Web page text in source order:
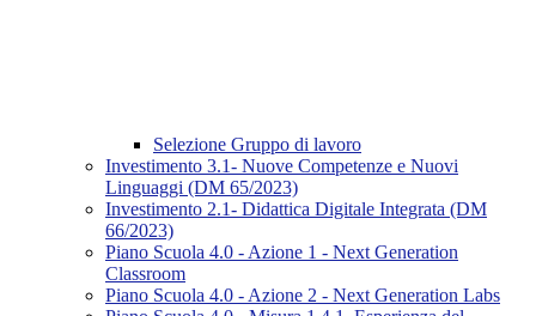
Selezione Gruppo di lavoro
Investimento 3.1- Nuove Competenze e Nuovi
Linguaggi (DM 65/2023)
Investimento 2.1- Didattica Digitale Integrata (DM
66/2023)
Piano Scuola 4.0 - Azione 1 - Next Generation
Classroom
Piano Scuola 4.0 - Azione 2 - Next Generation Labs